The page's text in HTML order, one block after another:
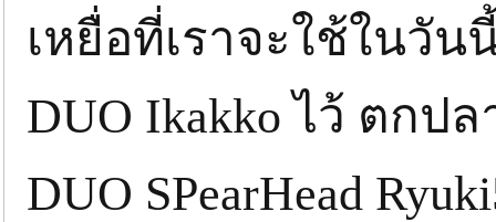
เหยื่อที่เราจะใช้ในวัน
DUO Ikakko ไว้ ตกป
DUO SPearHead